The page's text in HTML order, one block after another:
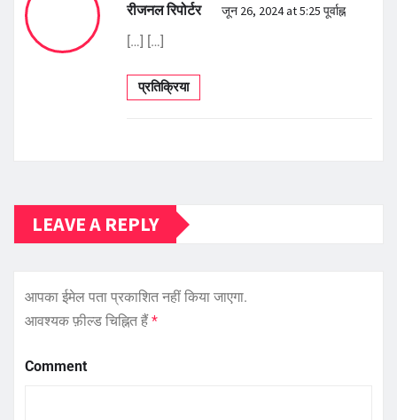
रीजनल रिपोर्टर
जून 26, 2024 at 5:25 पूर्वाह्न
[…] […]
प्रतिक्रिया
LEAVE A REPLY
आपका ईमेल पता प्रकाशित नहीं किया जाएगा.
आवश्यक फ़ील्ड चिह्नित हैं *
Comment